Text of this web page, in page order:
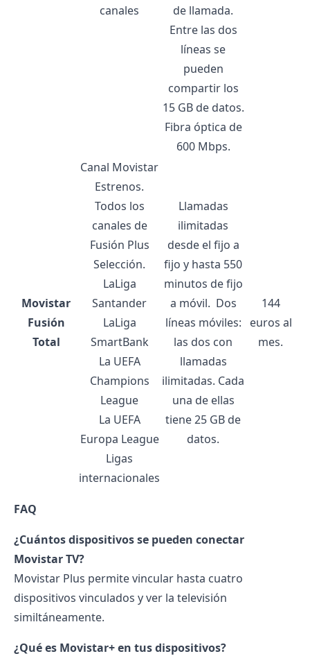
canales
de llamada.
Entre las dos
líneas se
pueden
compartir los
15 GB de datos.
Fibra óptica de
600 Mbps.
Movistar
Fusión
Total
Canal Movistar
Estrenos.
Todos los
canales de
Fusión Plus
Selección.
LaLiga
Santander
LaLiga
SmartBank
La UEFA
Champions
League
La UEFA
Europa League
Ligas
internacionales
Llamadas
ilimitadas
desde el fijo a
fijo y hasta 550
minutos de fijo
a móvil. Dos
líneas móviles:
las dos con
llamadas
ilimitadas. Cada
una de ellas
tiene 25 GB de
datos.
144
euros al
mes.
FAQ
¿Cuántos dispositivos se pueden conectar
Movistar TV?
Movistar Plus permite vincular hasta cuatro
dispositivos vinculados y ver la televisión
similtáneamente.
¿Qué es Movistar+ en tus dispositivos?